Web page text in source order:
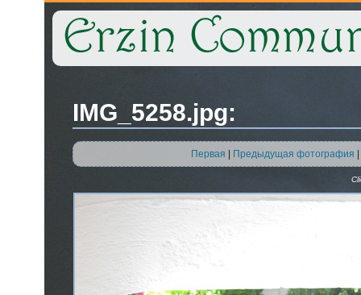
IMG_5258.jpg:
Первая Предыдущая фотография